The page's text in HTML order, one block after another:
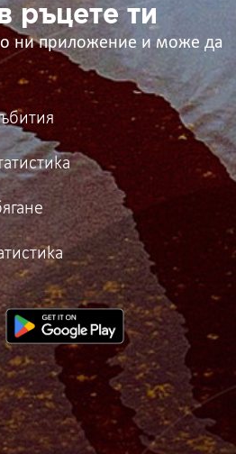
ръцете ти
ни приложение и може да